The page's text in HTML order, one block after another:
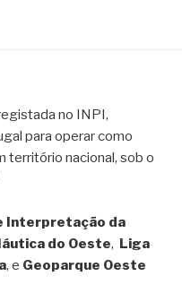
no INPI,
para operar como
território nacional, sob o
Interpretação da
do Oeste, Liga
, e Geoparque Oeste